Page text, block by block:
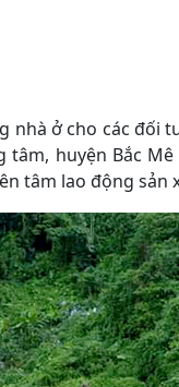
nhà ở cho các đối
huyện Bắc
tâm lao động sản